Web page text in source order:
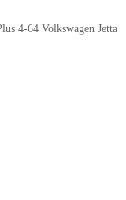
4-64 Volkswagen Jetta